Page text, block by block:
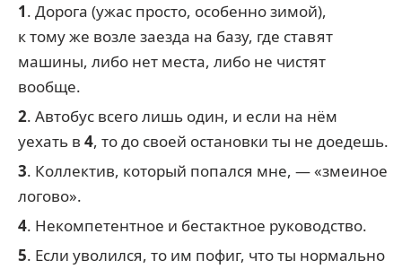
1. Дорога (ужас просто, особенно зимой),
к тому же возле заезда на базу, где ставят
машины, либо нет места, либо не чистят
вообще.
2. Автобус всего лишь один, и если на нём
уехать в 4, то до своей остановки ты не доедешь.
3. Коллектив, который попался мне, — «змеиное
логово».
4. Некомпетентное и бестактное руководство.
5. Если уволился, то им пофиг, что ты нормально